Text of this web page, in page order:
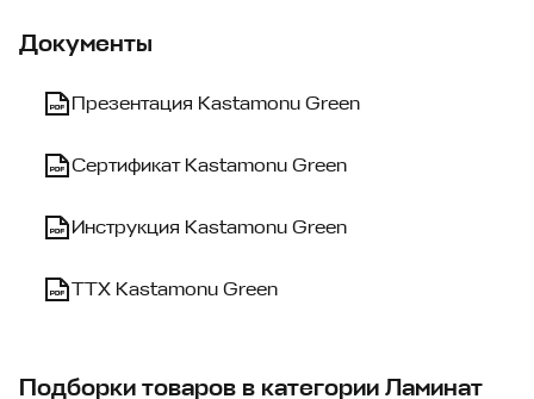
Документы
Презентация Kastamonu Green
Сертификат Kastamonu Green
Инструкция Kastamonu Green
ТТХ Kastamonu Green
Подборки товаров в категории Ламинат